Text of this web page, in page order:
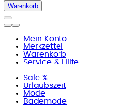
Warenkorb
Mein Konto
Merkzettel
Warenkorb
Service & Hilfe
Sale %
Urlaubszeit
Mode
Bademode